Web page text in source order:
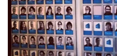
Museen bei…
Bloggerreisen